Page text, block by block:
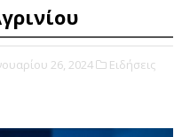
26, 2024
Ειδήσεις